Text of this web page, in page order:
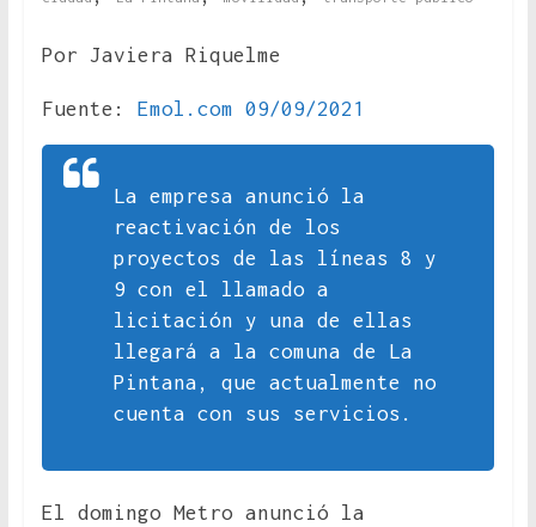
Por Javiera Riquelme
Fuente: Emol.com 09/09/2021
La empresa anunció la
reactivación de los
proyectos de las líneas 8 y
9 con el llamado a
licitación y una de ellas
llegará a la comuna de La
Pintana, que actualmente no
cuenta con sus servicios.
El domingo Metro anunció la